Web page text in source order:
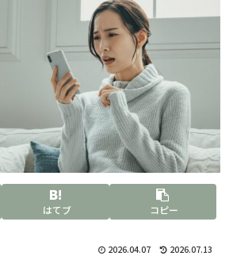
はてブ コピー
2026.04.07 2026.07.13